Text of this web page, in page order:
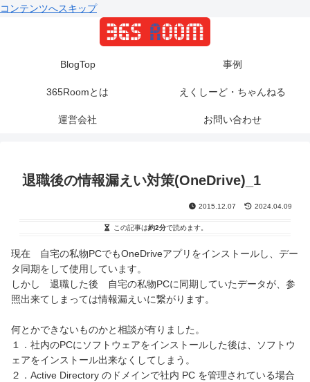
コンテンツへスキップ
BlogTop 事例
365Roomとは えくしーど・ちゃんねる
運営会社 お問い合わせ
退職後の情報漏えい対策(OneDrive)_1
2015.12.07 2024.04.09
この記事は約2分で読めます。
現在 自宅の私物PCでもOneDriveアプリをインストールし、デー
タ同期をして使用しています。
しかし 退職した後 自宅の私物PCに同期していたデータが、参
照出来てしまっては情報漏えいに繋がります。
何とかできないものかと相談が有りました。
１．社内のPCにソフトウェアをインストールした後は、ソフトウ
ェアをインストール出来なくしてしまう。
２．Active Directory のドメインで社内 PC を管理されている場合